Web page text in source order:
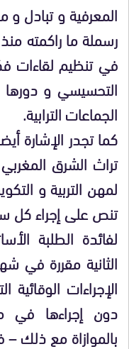
المعرفية و تبادل
في تنظيم لقاءات
التحسيسي و
الجماعات الترابية.
كما تجدر الإشارة
تراث الشرق
لمهن التربية و
تنص على إجراء كل
لفائدة الطلبة
الثانية مقررة في
الإجراءات
دون إجراءها في
بالموازاة مع ذلك